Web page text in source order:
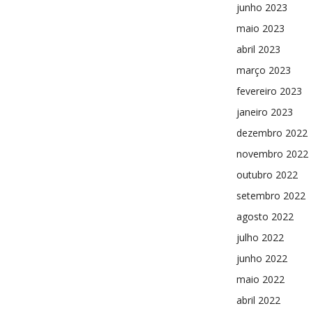
junho 2023
maio 2023
abril 2023
março 2023
fevereiro 2023
janeiro 2023
dezembro 2022
novembro 2022
outubro 2022
setembro 2022
agosto 2022
julho 2022
junho 2022
maio 2022
abril 2022